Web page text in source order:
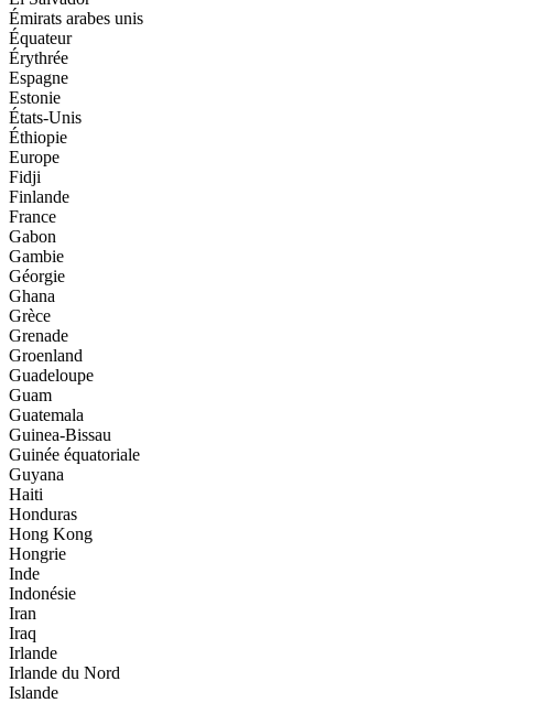
Émirats arabes unis
Équateur
Érythrée
Espagne
Estonie
États-Unis
Éthiopie
Europe
Fidji
Finlande
France
Gabon
Gambie
Géorgie
Ghana
Grèce
Grenade
Groenland
Guadeloupe
Guam
Guatemala
Guinea-Bissau
Guinée équatoriale
Guyana
Haiti
Honduras
Hong Kong
Hongrie
Inde
Indonésie
Iran
Iraq
Irlande
Irlande du Nord
Islande